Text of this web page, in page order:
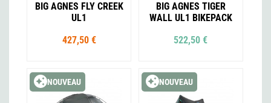
BIG AGNES FLY CREEK
UL1
427,50 €
BIG AGNES TIGER
WALL UL1 BIKEPACK
522,50 €
NOUVEAU NOUVEAU